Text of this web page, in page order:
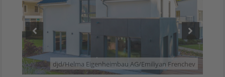
djd/Helma Eigenheimbau AG/Emiliyan Frenchev